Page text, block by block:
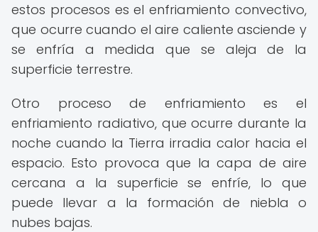
estos procesos es el enfriamiento convectivo,
que ocurre cuando el aire caliente asciende y
se enfría a medida que se aleja de la
superficie terrestre.
Otro proceso de enfriamiento es el
enfriamiento radiativo, que ocurre durante la
noche cuando la Tierra irradia calor hacia el
espacio. Esto provoca que la capa de aire
cercana a la superficie se enfríe, lo que
puede llevar a la formación de niebla o
nubes bajas.